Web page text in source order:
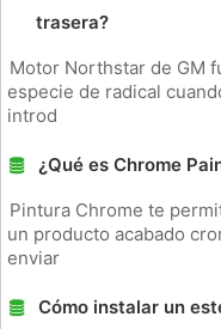
trasera?
Motor Northstar de GM
especie de radical
introd
¿Qué es Chrome
Pintura Chrome te
un producto acabado
enviar
Cómo instalar un